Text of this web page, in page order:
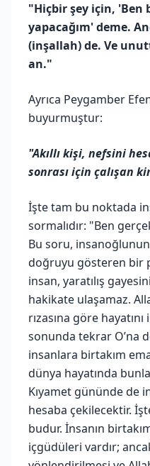
"Hiçbir şey için, 'Ben
yapacağım' deme.
(inşallah) de. Ve
an."
Ayrıca Peygamber
buyurmuştur:
"Akıllı kişi, nefsini
sonrası için çalışan
İşte tam bu noktada
sormalıdır: "Ben
Bu soru,
doğruyu gösteren bir
insan, yaratılış
hakikate ulaşamaz.
rızasına göre
sonunda tekrar O’na
insanlara birtakım
dünya hayatında
Kıyamet gününde de
hesaba çekilecektir.
budur. İnsanın
içgüdüleri vardır;